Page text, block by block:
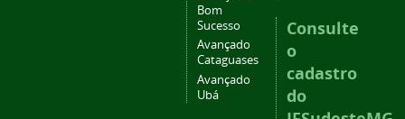
Bom
Sucesso
Avançado
Cataguases
Avançado
Ubá
Consulte
o
cadastro
do